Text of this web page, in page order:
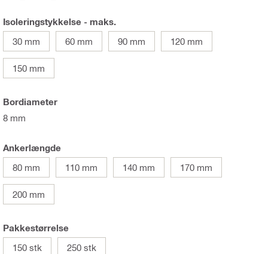
Isoleringstykkelse - maks.
30 mm
60 mm 90 mm 120 mm
150 mm
Bordiameter
8 mm
Ankerlængde
80 mm
110 mm 140 mm 170 mm
200 mm
Pakkestørrelse
150 stk
250 stk